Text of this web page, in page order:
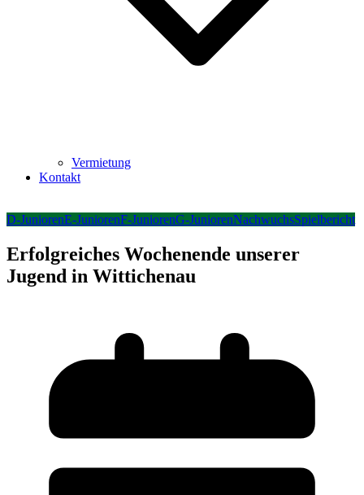
Vermietung
Kontakt
D-JuniorenE-JuniorenF-JuniorenG-JuniorenNachwuchsSpielbericht
Erfolgreiches Wochenende unserer
Jugend in Wittichenau